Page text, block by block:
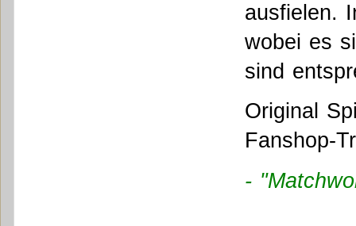
ausfielen.
wobei es
sind
Original
Fanshop-
-